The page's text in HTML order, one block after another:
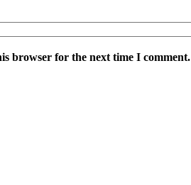
browser for the next time I comment.